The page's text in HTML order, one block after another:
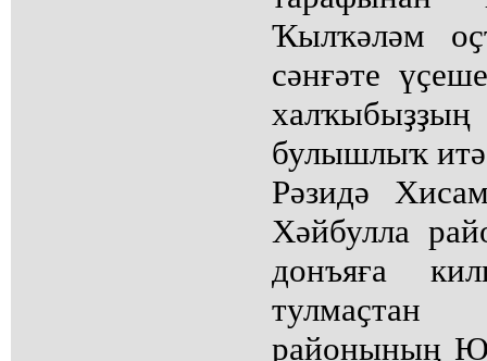
Ҡылҡәләм
сәнғәте
булышлыҡ
Рәзидә
Хәйбулла
донъяға
тулмаҫтан
районының